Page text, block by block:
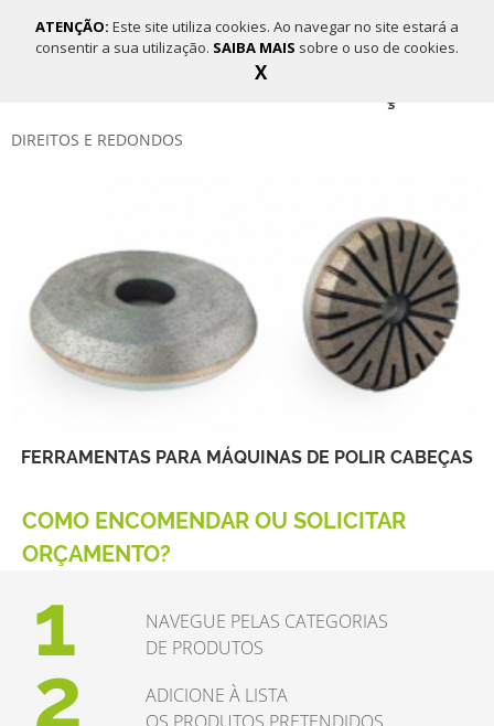
ATENÇÃO: Este site utiliza cookies. Ao navegar no site estará a
consentir a sua utilização. SAIBA MAIS sobre o uso de cookies.
X
DIREITOS E REDONDOS
FERRAMENTAS PARA MÁQUINAS DE POLIR CABEÇAS
COMO ENCOMENDAR OU SOLICITAR
ORÇAMENTO?
1
NAVEGUE PELAS CATEGORIAS
DE PRODUTOS
2
ADICIONE À LISTA